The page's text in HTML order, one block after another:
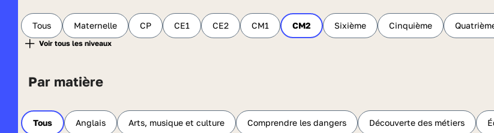
Tous Maternelle CP CE1 CE2 CM1 CM2 Sixième Cinquième
Par matière
Tous Anglais Arts, musique et culture Comprendre les dangers Découverte des métiers